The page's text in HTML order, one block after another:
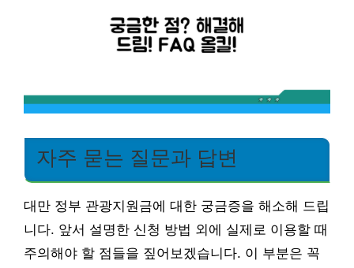
자주 묻는 질문과 답변
대만 정부 관광지원금에 대한 궁금증을 해소해 드립
니다. 앞서 설명한 신청 방법 외에 실제로 이용할 때
주의해야 할 점들을 짚어보겠습니다. 이 부분은 꼭